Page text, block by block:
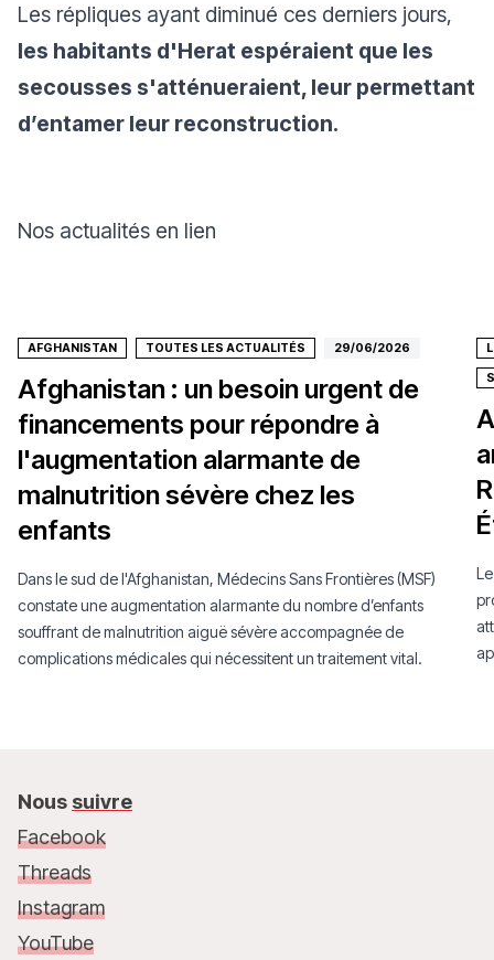
Les répliques ayant diminué ces derniers jours,
les habitants d'Herat espéraient que les
secousses s'atténueraient, leur permettant
d’entamer leur reconstruction.
Nos actualités en lien
AFGHANISTAN TOUTES LES ACTUALITÉS 29/06/2026
Afghanistan : un besoin urgent de
financements pour répondre à
l'augmentation alarmante de
malnutrition sévère chez les
enfants
Dans le sud de l'Afghanistan, Médecins Sans Frontières (MSF)
constate une augmentation alarmante du nombre d’enfants
souffrant de malnutrition aiguë sévère accompagnée de
complications médicales qui nécessitent un traitement vital.
Nous suivre
Facebook
Threads
Instagram
YouTube